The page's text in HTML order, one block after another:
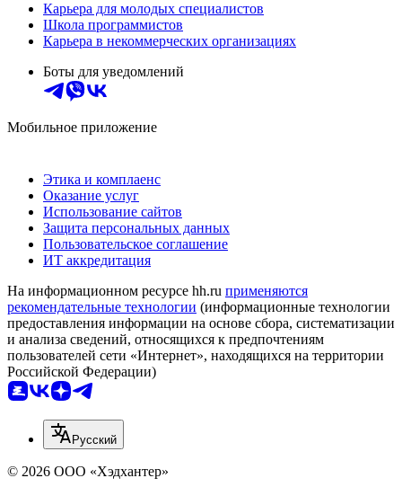
Карьера для молодых специалистов
Школа программистов
Карьера в некоммерческих организациях
Боты для уведомлений
Мобильное приложение
Этика и комплаенс
Оказание услуг
Использование сайтов
Защита персональных данных
Пользовательское соглашение
ИТ аккредитация
На информационном ресурсе hh.ru применяются
рекомендательные технологии (информационные технологии
предоставления информации на основе сбора, систематизации
и анализа сведений, относящихся к предпочтениям
пользователей сети «Интернет», находящихся на территории
Российской Федерации)
Русский
© 2026 ООО «Хэдхантер»